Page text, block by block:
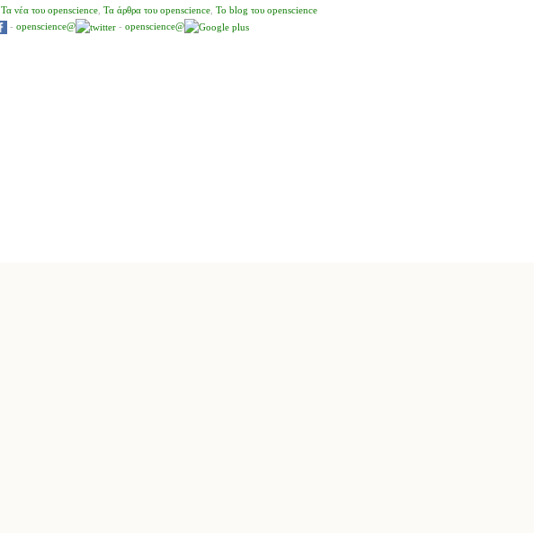
Τα νέα του openscience, Τα άρθρα του openscience, To blog του openscience
- openscience@ - openscience@